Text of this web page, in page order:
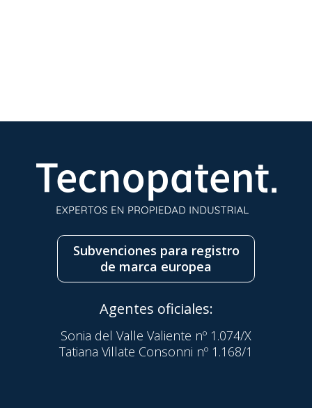
Subvenciones para registro
de marca europea
Agentes oficiales:
Sonia del Valle Valiente nº 1.074/X
Tatiana Villate Consonni nº 1.168/1